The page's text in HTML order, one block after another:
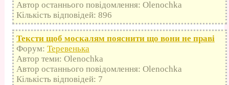
Автор останнього повідомлення: Olenochka
Кількість відповідей: 896
Тексти щоб москалям пояснити що вони не праві
Форум: Теревенька
Автор теми: Olenochka
Автор останнього повідомлення: Olenochka
Кількість відповідей: 7